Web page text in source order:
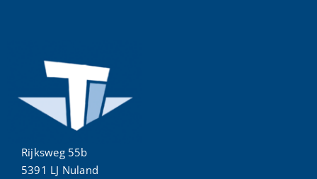
Rijksweg 55b
5391 LJ Nuland